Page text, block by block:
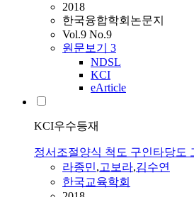
2018
한국융합학회논문지
Vol.9 No.9
원문보기 3
NDSL
KCI
eArticle
KCI우수등재
정서조절양식 척도 구인타당도
라종민,고보라,김수연
한국교육학회